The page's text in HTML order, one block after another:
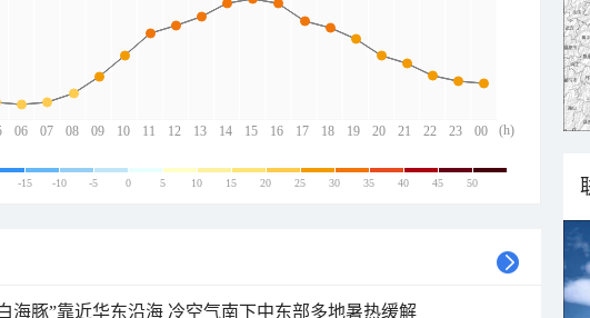
06 07 08 09 10 11 12 13 14 15 16 17 18 19 20 21 22 23 00
(h)
-15 -10 -5 0 5 10 15 20 25 30 35 40 45 50
海豚”靠近华东沿海 冷空气南下中东部多地暑热缓解